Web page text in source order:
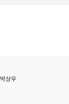
박상우